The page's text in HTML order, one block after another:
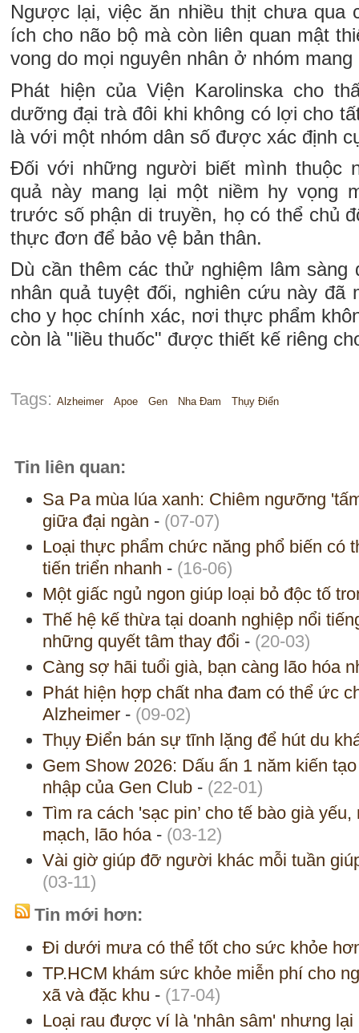
Ngược lại, việc ăn nhiều thịt chưa qua
ích cho não bộ mà còn liên quan mật
vong do mọi nguyên nhân ở nhóm
Phát hiện của Viện Karolinska cho
dưỡng đại trà đôi khi không có lợi cho
là với một nhóm dân số được xác định
Đối với những người biết mình thuộc
quả này mang lại một niềm hy vọng
trước số phận di truyền, họ có thể chủ
thực đơn để bảo vệ bản thân.
Dù cần thêm các thử nghiệm lâm sàng
nhân quả tuyệt đối, nghiên cứu này
cho y học chính xác, nơi thực phẩm
còn là "liều thuốc" được thiết kế riêng
Tags: Alzheimer Apoe Gen Nha Đam Thụy Điển
Tin liên quan:
Sa Pa mùa lúa xanh: Chiêm ngưỡng
giữa đại ngàn - (07-07)
Loại thực phẩm chức năng phổ biến có
tiến triển nhanh - (16-06)
Một giấc ngủ ngon giúp loại bỏ độc tố
Thế hệ kế thừa tại doanh nghiệp nổi
những quyết tâm thay đổi - (20-03)
Càng sợ hãi tuổi già, bạn càng lão hóa
Phát hiện hợp chất nha đam có thể ức
Alzheimer - (09-02)
Thụy Điển bán sự tĩnh lặng để hút du
Gem Show 2026: Dấu ấn 1 năm kiến
nhập của Gen Club - (22-01)
Tìm ra cách 'sạc pin’ cho tế bào già
mạch, lão hóa- (03-12)
Vài giờ giúp đỡ người khác mỗi tuần
(03-11)
Tin mới hơn:
Đi dưới mưa có thể tốt cho sức khỏe
TP.HCM khám sức khỏe miễn phí cho
xã và đặc khu - (17-04)
Loại rau được ví là 'nhân sâm' nhưng